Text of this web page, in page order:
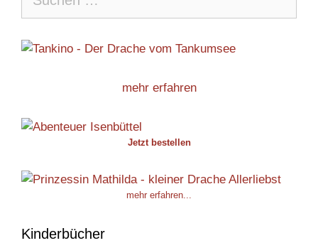
nach:
mehr erfahren
Jetzt bestellen
mehr erfahren...
Kinderbücher